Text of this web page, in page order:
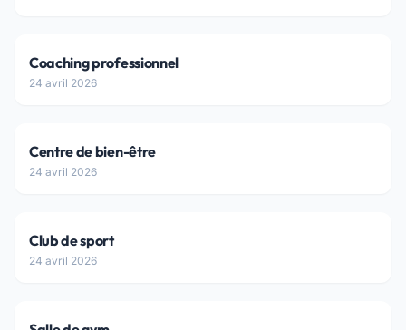
Coaching professionnel
24 avril 2026
Centre de bien-être
24 avril 2026
Club de sport
24 avril 2026